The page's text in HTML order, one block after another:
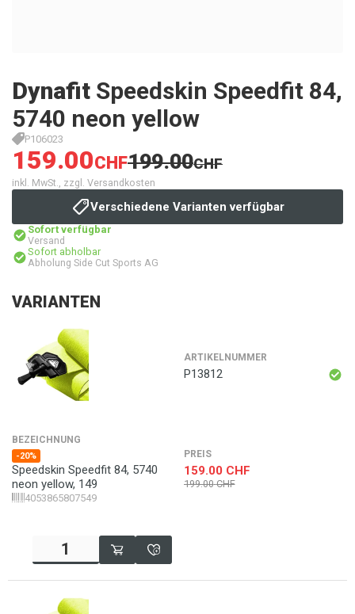
Dynafit Speedskin Speedfit 84,
5740 neon yellow
P106023
159.00CHF199.00CHF
inkl. MwSt., zzgl. Versandkosten
Verschiedene Varianten verfügbar
Sofort verfügbar
Versand
Sofort abholbar
Abholung Side Cut Sports AG
VARIANTEN
ARTIKELNUMMER
P13812
BEZEICHNUNG
-20%
Speedskin Speedfit 84, 5740
neon yellow, 149
4053865807549
PREIS
159.00 CHF
199.00 CHF